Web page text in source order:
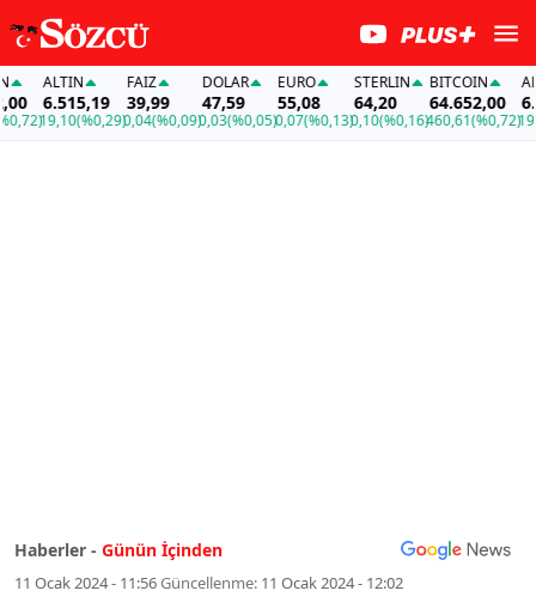
ALTIN
6.515,19
19,10(%0,29)
FAİZ
39,99
0,04(%0,09)
DOLAR
47,59
0,03(%0,05)
EURO
55,08
0,07(%0,13)
STERLIN
64,20
0,10(%0,16)
BITCOIN
64.652,00
460,61(%0,72)19,10
Haberler - Günün İçinden
11 Ocak 2024 - 11:56Güncellenme: 11 Ocak 2024 - 12:02